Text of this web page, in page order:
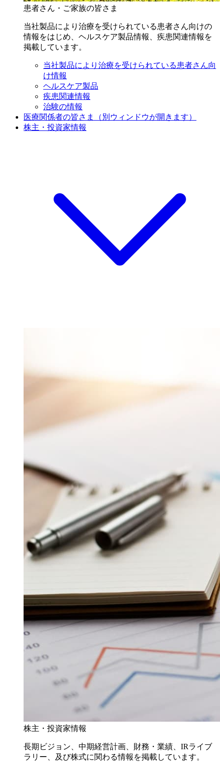
患者さん・ご家族の皆さま
当社製品により治療を受けられている患者さん向けの
情報をはじめ、ヘルスケア製品情報、疾患関連情報を
掲載しています。
当社製品により治療を受けられている患者さん向
け情報
ヘルスケア製品
疾患関連情報
治験の情報
医療関係者の皆さま
（別ウィンドウが開きます）
株主・投資家情報
株主・投資家情報
長期ビジョン、中期経営計画、財務・業績、IRライブ
ラリー、及び株式に関わる情報を掲載しています。